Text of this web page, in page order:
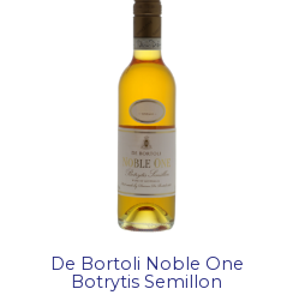
De Bortoli Noble One
Botrytis Semillon